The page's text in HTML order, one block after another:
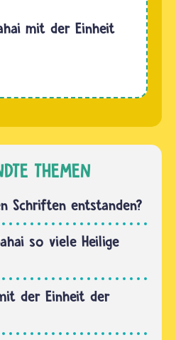
mit der Einheit
THEMEN
Schriften entstanden?
so viele Heilige
der Einheit der